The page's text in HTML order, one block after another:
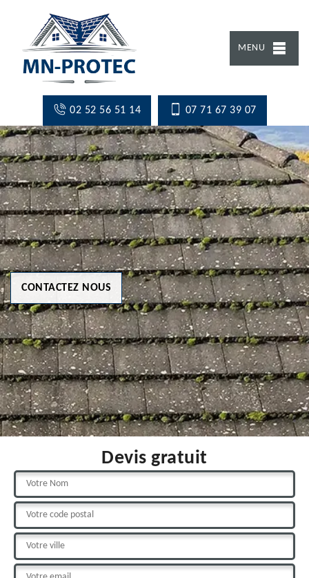
MENU
02 52 56 51 14 07 71 67 39 07
CONTACTEZ NOUS
Devis gratuit